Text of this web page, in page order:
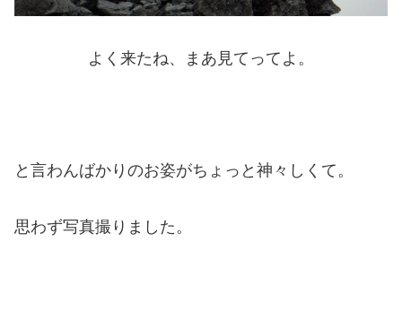
よく来たね、まあ見てってよ。
と言わんばかりのお姿がちょっと神々しくて。
思わず写真撮りました。